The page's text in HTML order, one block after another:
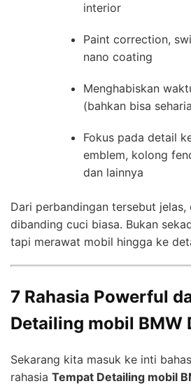
interior
Paint correction,
nano coating
Menghabiskan
(bahkan bisa
Fokus pada detail
emblem, kolong
dan lainnya
Dari perbandingan tersebut
dibanding cuci biasa. Bukan
tapi merawat mobil hingga ke
7 Rahasia Powerful
Detailing mobil BMW
Sekarang kita masuk ke inti
rahasia Tempat Detailing mobil